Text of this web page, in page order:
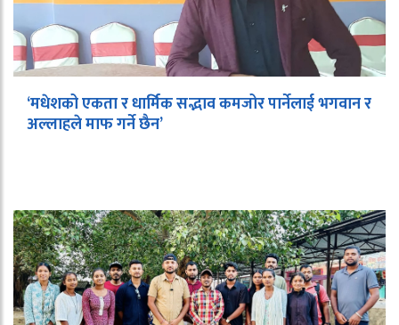
‘मधेशको एकता र धार्मिक सद्भाव कमजोर पार्नेलाई भगवान र
अल्लाहले माफ गर्ने छैन’